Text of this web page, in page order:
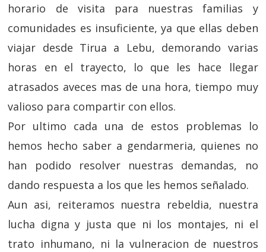
horario de visita para nuestras familias y
comunidades es insuficiente, ya que ellas deben
viajar desde Tirua a Lebu, demorando varias
horas en el trayecto, lo que les hace llegar
atrasados aveces mas de una hora, tiempo muy
valioso para compartir con ellos.
Por ultimo cada una de estos problemas lo
hemos hecho saber a gendarmeria, quienes no
han podido resolver nuestras demandas, no
dando respuesta a los que les hemos señalado.
Aun asi, reiteramos nuestra rebeldia, nuestra
lucha digna y justa que ni los montajes, ni el
trato inhumano, ni la vulneracion de nuestros